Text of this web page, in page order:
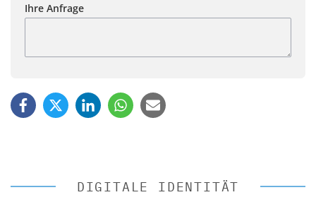
Ihre Anfrage
DIGITALE IDENTITÄT